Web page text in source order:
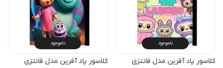
ناموجود
کلاسور پاد آفرین مدل فانتزی
ناموجود
کلاسور پاد آفرین مدل فانتزی